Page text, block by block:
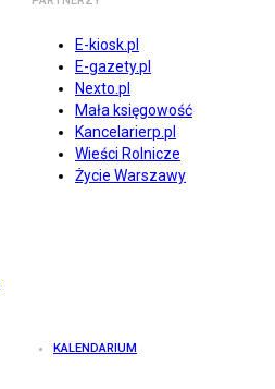
E-kiosk.pl
E-gazety.pl
Nexto.pl
Mała księgowość
Kancelarierp.pl
Wieści Rolnicze
Życie Warszawy
KALENDARIUM